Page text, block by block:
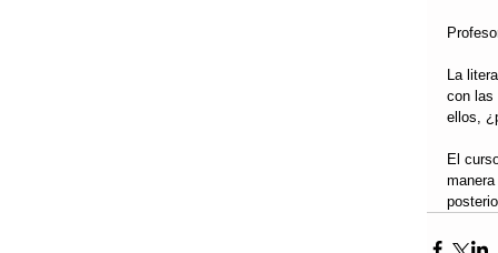
La
con las
ellos,
El